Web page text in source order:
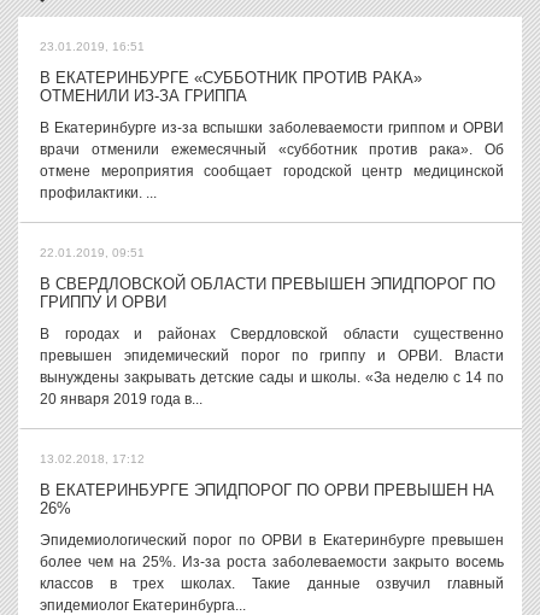
23.01.2019, 16:51
В ЕКАТЕРИНБУРГЕ «СУББОТНИК ПРОТИВ РАКА»
ОТМЕНИЛИ ИЗ-ЗА ГРИППА
В Екатеринбурге из-за вспышки заболеваемости гриппом и ОРВИ
врачи отменили ежемесячный «субботник против рака». Об
отмене мероприятия сообщает городской центр медицинской
профилактики. ...
22.01.2019, 09:51
В СВЕРДЛОВСКОЙ ОБЛАСТИ ПРЕВЫШЕН ЭПИДПОРОГ ПО
ГРИППУ И ОРВИ
В городах и районах Свердловской области существенно
превышен эпидемический порог по гриппу и ОРВИ. Власти
вынуждены закрывать детские сады и школы. «За неделю с 14 по
20 января 2019 года в...
13.02.2018, 17:12
В ЕКАТЕРИНБУРГЕ ЭПИДПОРОГ ПО ОРВИ ПРЕВЫШЕН НА
26%
Эпидемиологический порог по ОРВИ в Екатеринбурге превышен
более чем на 25%. Из-за роста заболеваемости закрыто восемь
классов в трех школах. Такие данные озвучил главный
эпидемиолог Екатеринбурга...